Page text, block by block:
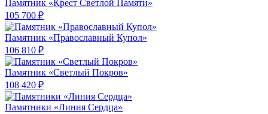
Памятник «Крест Светлой Памяти»
105 700 ₽
Памятник «Православный Купол»
106 810 ₽
Памятник «Светлый Покров»
108 420 ₽
Памятники «Линия Сердца»